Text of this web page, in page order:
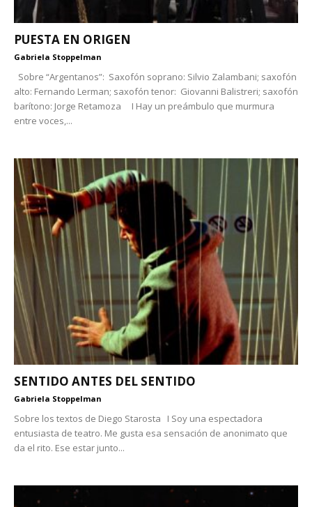
PUESTA EN ORIGEN
Gabriela Stoppelman
Sobre “Argentanos”: Saxofón soprano: Silvio Zalambani; saxofón
alto: Fernando Lerman; saxofón tenor: Giovanni Balistreri; saxofón
barítono: Jorge Retamoza I Hay un preámbulo que murmura
entre voces,...
SENTIDO ANTES DEL SENTIDO
Gabriela Stoppelman
Sobre los textos de Diego Starosta I Soy una espectadora
entusiasta de teatro. Me gusta esa sensación de anonimato que
da el rito. Ese estar junto...